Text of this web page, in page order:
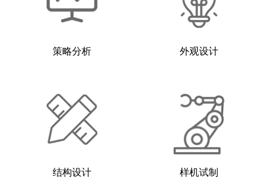
策略分析 外观设计
结构设计 样机试制